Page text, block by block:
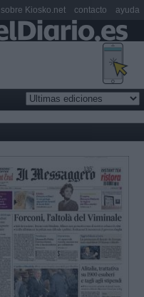
sobre Kiosko.net contacto ayuda